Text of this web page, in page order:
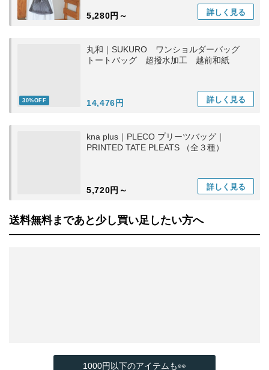
5,280円～ 詳しく 見る
30%OFF
丸和｜SUKURO ワンショルダーバッグ
トートバッグ 超撥水加工 越前和紙
14,476円 詳しく 見る
kna plus｜PLECO プリーツバッグ｜
PRINTED TATE PLEATS （全３種）
5,720円～ 詳しく 見る
送料無料まであと少し買い足したい方へ
1000円以下のアイテムも👀